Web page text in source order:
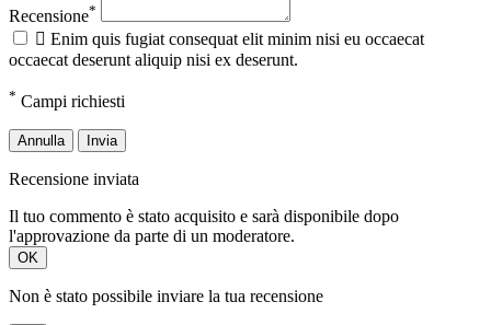
Recensione*
 Enim quis fugiat consequat elit minim nisi eu occaecat
occaecat deserunt aliquip nisi ex deserunt.
* Campi richiesti
Annulla Invia
Recensione inviata
Il tuo commento è stato acquisito e sarà disponibile dopo
l'approvazione da parte di un moderatore.
OK
Non è stato possibile inviare la tua recensione